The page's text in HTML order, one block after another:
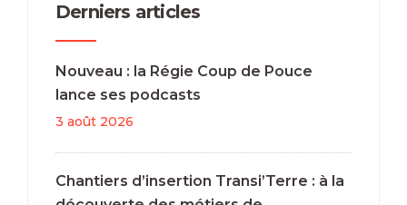
Derniers articles
Nouveau : la Régie Coup de Pouce
lance ses podcasts
3 août 2026
Chantiers d’insertion Transi’Terre : à la